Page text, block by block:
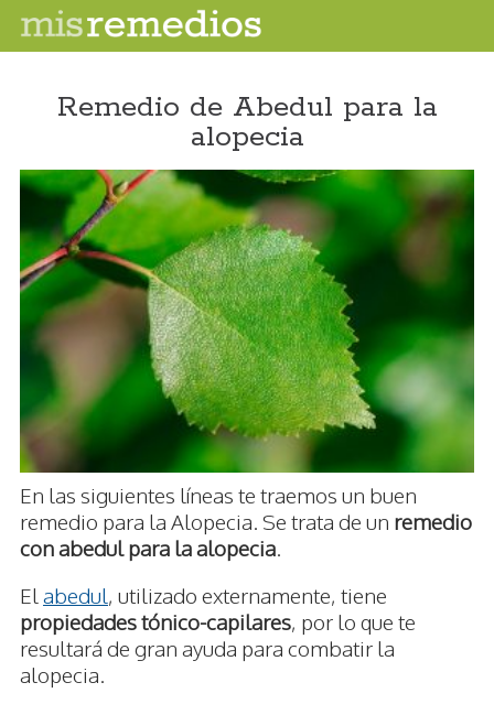
Remedio de Abedul para la
alopecia
En las siguientes líneas te traemos un buen
remedio para la Alopecia. Se trata de un remedio
con abedul para la alopecia
El abedul, utilizado externamente, tiene
propiedades tónico-capilares, por lo que te
resultará de gran ayuda para combatir la
alopecia.